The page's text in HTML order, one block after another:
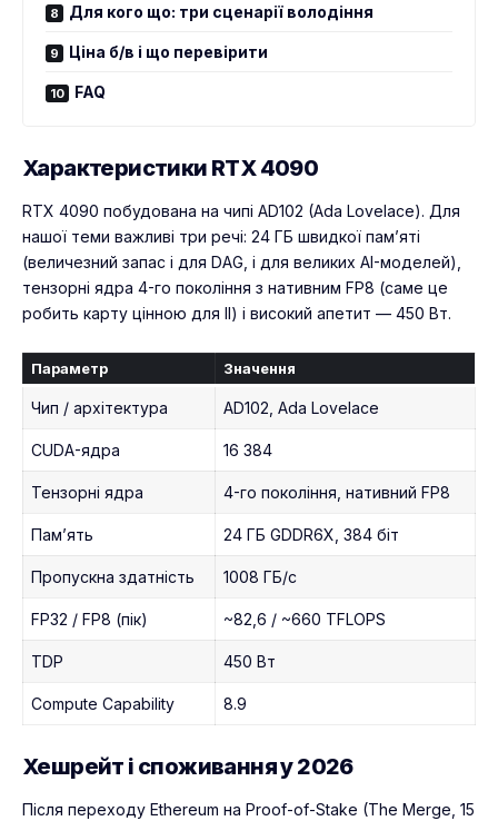
Для кого що: три сценарії володіння
Ціна б/в і що перевірити
FAQ
Характеристики RTX 4090
RTX 4090 побудована на чипі AD102 (Ada Lovelace). Для
нашої теми важливі три речі: 24 ГБ швидкої пам’яті
(величезний запас і для DAG, і для великих AI-моделей),
тензорні ядра 4-го покоління з нативним FP8 (саме це
робить карту цінною для ІІ) і високий апетит — 450 Вт.
Параметр Значення
Чип / архітектура AD102, Ada Lovelace
CUDA-ядра 16 384
Тензорні ядра 4-го покоління, нативний FP8
Пам’ять 24 ГБ GDDR6X, 384 біт
Пропускна здатність 1008 ГБ/с
FP32 / FP8 (пік) ~82,6 / ~660 TFLOPS
TDP 450 Вт
Compute Capability 8.9
Хешрейт і споживання у 2026
Після переходу Ethereum на Proof-of-Stake (The Merge, 15